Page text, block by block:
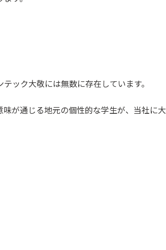
ック大敬には無数に存在しています。
が通じる地元の個性的な学生が、当社に大